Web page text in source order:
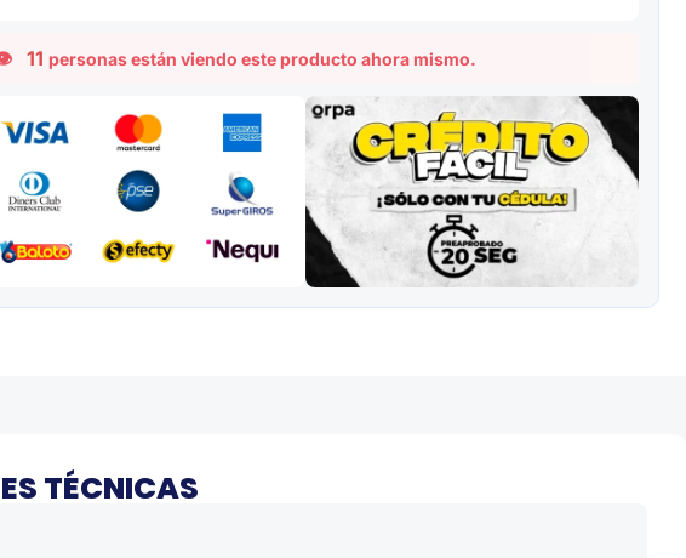
11 personas están viendo este producto ahora mismo.
TÉCNICAS